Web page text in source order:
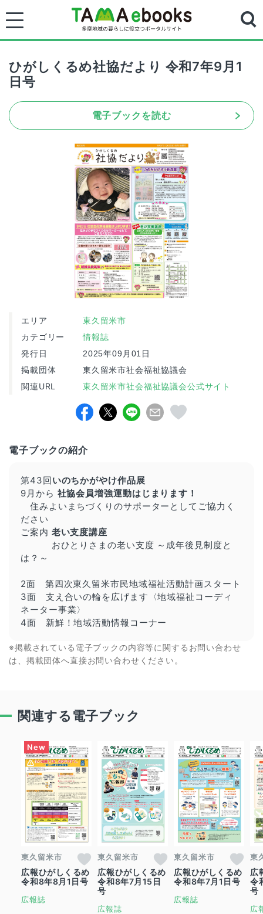
ひがしくるめ社協だより 令和7年9月1
日号
電子ブックを読む
エリア 東久留米市
カテゴリー 情報誌
発行日 2025年09月01日
掲載団体 東久留米市社会福祉協議会
関連URL 東久留米市社会福祉協議会公式サイト
電子ブックの紹介
第43回いのちかがやけ作品展
9月から 社協会員増強運動はじまります！
住みよいまちづくりのサポーターとしてご協力く
ださい
ご案内 老い支度講座
おひとりさまの老い支度 ～成年後見制度と
は？～
2面 第四次東久留米市民地域福祉活動計画スタート
3面 支え合いの輪を広げます〈地域福祉コーディ
ネーター事業〉
4面 新鮮！地域活動情報コーナー
※掲載されている電子ブックの内容等に関するお問い合わせ
は、掲載団体へ直接お問い合わせください。
関連する電子ブック
東久留米市
広報ひがしくるめ
令和8年8月1日号
広報誌
東久留米市
広報ひがしくるめ
令和8年7月15日
号
広報誌
東久留米市
広報ひがしくるめ
令和8年7月1日号
広報誌
東
広
令
号
広